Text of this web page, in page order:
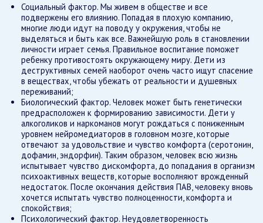
Социальный фактор. Мы живем в обществе и все
подвержены его влиянию. Попадая в плохую компанию,
многие люди идут на поводу у окружения, чтобы не
выделяться и быть как все. Важнейшую роль в становлении
личности играет семья. Правильное воспитание поможет
ребенку противостоять окружающему миру. Дети из
деструктивных семей наоборот очень часто ищут спасение
в веществах, чтобы убежать от реальности и душевных
переживаний;
Биологический фактор. Человек может быть генетически
предрасположен к формированию зависимости. Дети у
алкоголиков и наркоманов могут рождаться с пониженным
уровнем нейромедиаторов в головном мозге, которые
отвечают за удовольствие и чувство комфорта (серотонин,
дофамин, эндорфин). Таким образом, человек всю жизнь
испытывает чувство дискомфорта, до попадания в организм
психоактивных веществ, которые восполняют врожденный
недостаток. После окончания действия ПАВ, человеку вновь
хочется испытать чувство полноценности, комфорта и
спокойствия;
Психологический фактор. Неудовлетворенность